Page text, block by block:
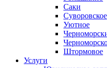
Саки
Суворовское
Уютное
Штормовое
Услуги